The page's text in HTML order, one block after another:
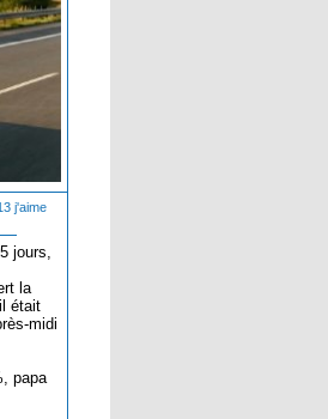
j'aime
jours,
la
était
midi
papa